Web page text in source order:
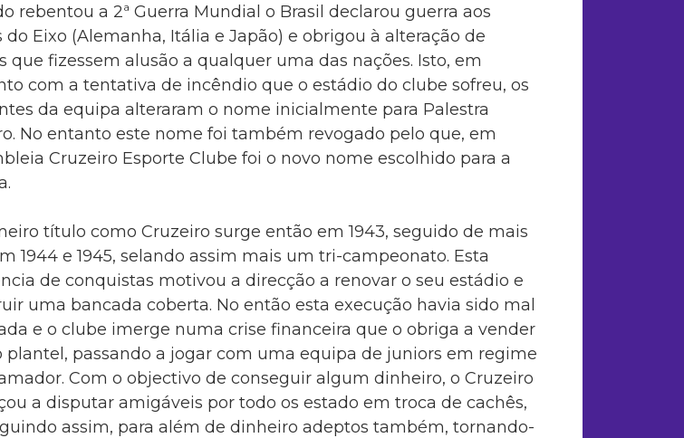
rebentou a 2ª Guerra Mundial o Brasil declarou guerra aos
do Eixo (Alemanha, Itália e Japão) e obrigou à alteração de
que fizessem alusão a qualquer uma das nações. Isto, em
com a tentativa de incêndio que o estádio do clube sofreu, os
da equipa alteraram o nome inicialmente para Palestra
No entanto este nome foi também revogado pelo que, em
Cruzeiro Esporte Clube foi o novo nome escolhido para a
título como Cruzeiro surge então em 1943, seguido de mais
1944 e 1945, selando assim mais um tri-campeonato. Esta
de conquistas motivou a direcção a renovar o seu estádio e
uma bancada coberta. No então esta execução havia sido mal
e o clube imerge numa crise financeira que o obriga a vender
plantel, passando a jogar com uma equipa de juniors em regime
Com o objectivo de conseguir algum dinheiro, o Cruzeiro
a disputar amigáveis por todo os estado em troca de cachês,
assim, para além de dinheiro adeptos também, tornando-